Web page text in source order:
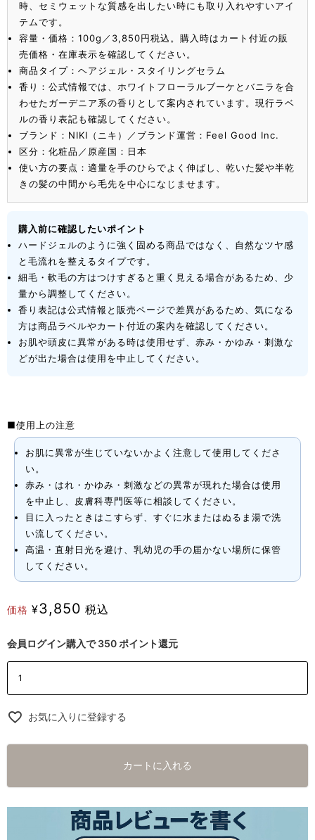
時、セミウェットな質感を出したい時にも取り入れやすいアイ
テムです。
容量・価格：100g／3,850円税込。購入時はカート付近の販
売価格・在庫表示を確認してください。
商品タイプ：ヘアジェル・スタイリングセラム
香り：公式情報では、ホワイトフローラルブーケとバニラを合
わせたガーデニア系の香りとして案内されています。現行ラベ
ルの香り表記も確認してください。
ブランド：NIKI（ニキ）／ブランド運営：Feel Good Inc.
区分：化粧品／原産国：日本
使い方の要点：適量を手のひらでよく伸ばし、乾いた髪や半乾
きの髪の中間から毛先を中心になじませます。
購入前に確認したいポイント
ハードジェルのように強く固める商品ではなく、自然なツヤ感
と毛流れを整えるタイプです。
細毛・軟毛の方はつけすぎると重く見える場合があるため、少
量から調整してください。
香り表記は公式情報と販売ページで差異があるため、気になる
方は商品ラベルやカート付近の案内を確認してください。
お肌や頭皮に異常がある時は使用せず、赤み・かゆみ・刺激な
どが出た場合は使用を中止してください。
■使用上の注意
お肌に異常が生じていないかよく注意して使用してくださ
い。
赤み・はれ・かゆみ・刺激などの異常が現れた場合は使用
を中止し、皮膚科専門医等に相談してください。
目に入ったときはこすらず、すぐに水またはぬるま湯で洗
い流してください。
高温・直射日光を避け、乳幼児の手の届かない場所に保管
してください。
価格 ¥3,850 税込
会員ログイン購入で 350 ポイント還元
お気に入りに登録する
カートに入れる